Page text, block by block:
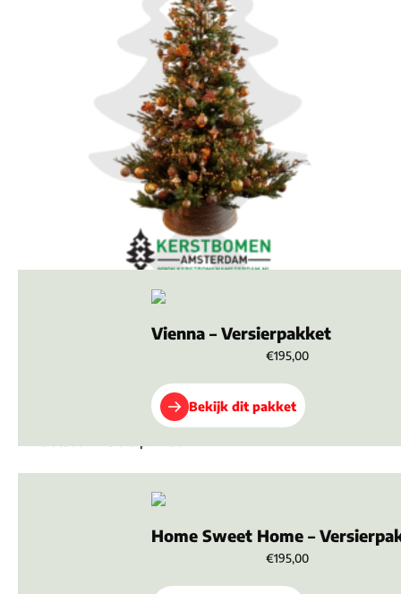
Vienna – Versierpakket
€195,00
Bekijk dit pakket
Home Sweet Home –
€195,00